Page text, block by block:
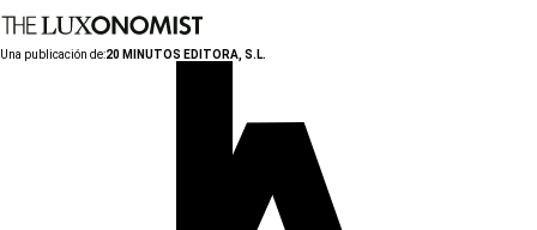
Una publicación de:20 MINUTOS EDITORA, S.L.